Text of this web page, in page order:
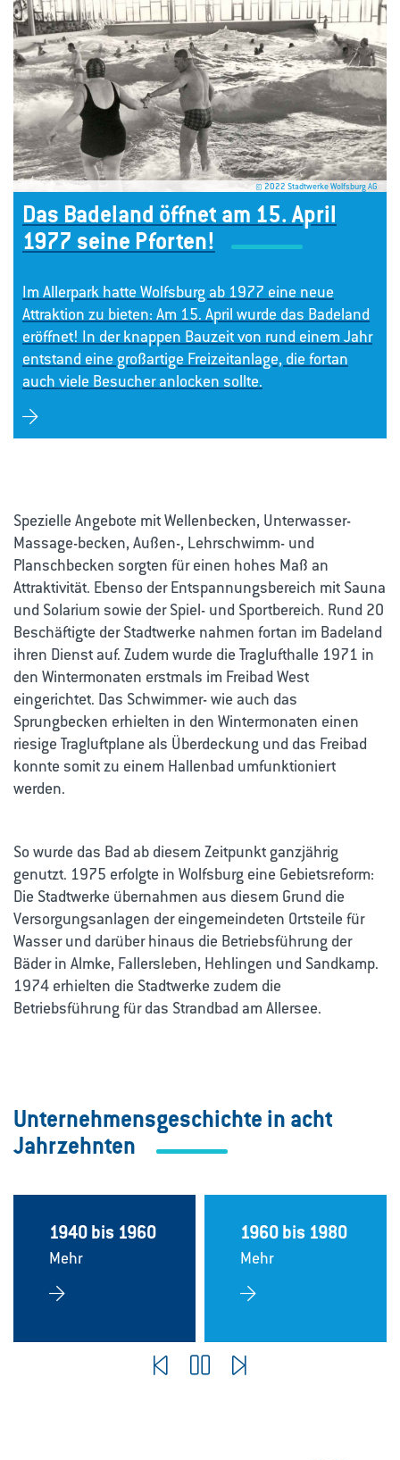
© 2022 Stadtwerke Wolfsburg AG
Das Badeland öffnet am 15. April
1977 seine Pforten!
Im Allerpark hatte Wolfsburg ab 1977 eine neue
Attraktion zu bieten: Am 15. April wurde das Badeland
eröffnet! In der knappen Bauzeit von rund einem Jahr
entstand eine großartige Freizeitanlage, die fortan
auch viele Besucher anlocken sollte.
Spezielle Angebote mit Wellenbecken, Unterwasser-
Massage-becken, Außen-, Lehrschwimm- und
Planschbecken sorgten für einen hohes Maß an
Attraktivität. Ebenso der Entspannungsbereich mit Sauna
und Solarium sowie der Spiel- und Sportbereich. Rund 20
Beschäftigte der Stadtwerke nahmen fortan im Badeland
ihren Dienst auf. Zudem wurde die Traglufthalle 1971 in
den Wintermonaten erstmals im Freibad West
eingerichtet. Das Schwimmer- wie auch das
Sprungbecken erhielten in den Wintermonaten einen
riesige Tragluftplane als Überdeckung und das Freibad
konnte somit zu einem Hallenbad umfunktioniert
werden.
So wurde das Bad ab diesem Zeitpunkt ganzjährig
genutzt. 1975 erfolgte in Wolfsburg eine Gebietsreform:
Die Stadtwerke übernahmen aus diesem Grund die
Versorgungsanlagen der eingemeindeten Ortsteile für
Wasser und darüber hinaus die Betriebsführung der
Bäder in Almke, Fallersleben, Hehlingen und Sandkamp.
1974 erhielten die Stadtwerke zudem die
Betriebsführung für das Strandbad am Allersee.
Unternehmensgeschichte in acht
Jahrzehnten
1940 bis 1960
Mehr
1960 bis 1980
Mehr
Pause